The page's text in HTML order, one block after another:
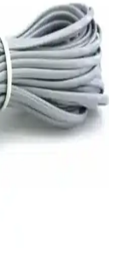
Kablosu İncelemesi
yüksek hız ve dayanıklılık
Stabil bağlantı ve uzun
ev ortamlarına uygun bir
Kablosu: Yüksek Hız
Çözüm
yüksek hız, dayanıklılık ve
ve bağlantı ihtiyaçlarını
USB Kablosuz
Analizi